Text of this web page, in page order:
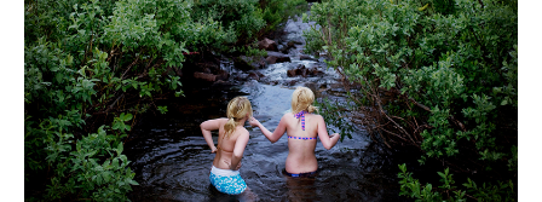
is
Nowhere,
Andrea
Gjestvang